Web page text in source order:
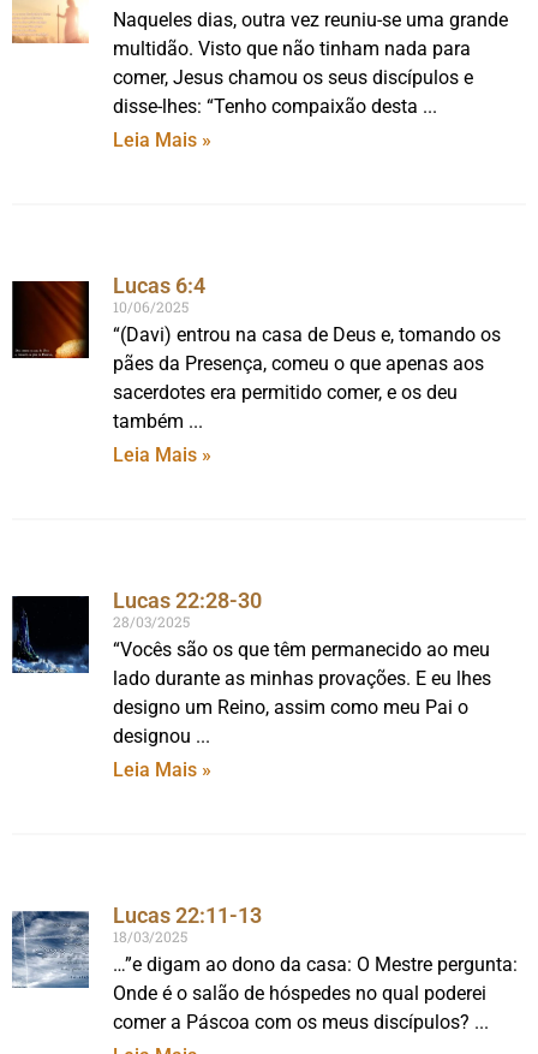
Naqueles dias, outra vez reuniu-se uma grande
multidão. Visto que não tinham nada para
comer, Jesus chamou os seus discípulos e
disse-lhes: “Tenho compaixão desta
Leia Mais »
Lucas 6:4
10/06/2025
“(Davi) entrou na casa de Deus e, tomando os
pães da Presença, comeu o que apenas aos
sacerdotes era permitido comer, e os deu
também
Leia Mais »
Lucas 22:28-30
28/03/2025
“Vocês são os que têm permanecido ao meu
lado durante as minhas provações. E eu lhes
designo um Reino, assim como meu Pai o
designou
Leia Mais »
Lucas 22:11-13
18/03/2025
…”e digam ao dono da casa: O Mestre pergunta:
Onde é o salão de hóspedes no qual poderei
comer a Páscoa com os meus discípulos?